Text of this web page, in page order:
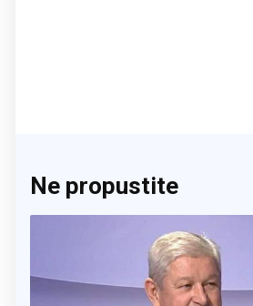
Ne propustite